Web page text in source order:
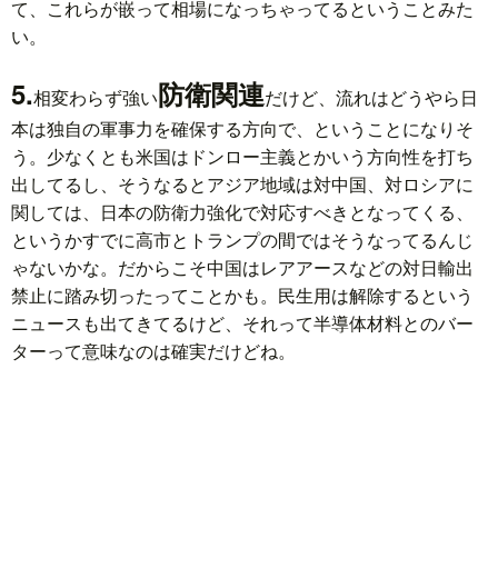
て、これらが嵌って相場になっちゃってるということみた
い。
5.相変わらず強い防衛関連だけど、流れはどうやら日
本は独自の軍事力を確保する方向で、ということになりそ
う。少なくとも米国はドンロー主義とかいう方向性を打ち
出してるし、そうなるとアジア地域は対中国、対ロシアに
関しては、日本の防衛力強化で対応すべきとなってくる、
というかすでに高市とトランプの間ではそうなってるんじ
ゃないかな。だからこそ中国はレアアースなどの対日輸出
禁止に踏み切ったってことかも。民生用は解除するという
ニュースも出てきてるけど、それって半導体材料とのバー
ターって意味なのは確実だけどね。